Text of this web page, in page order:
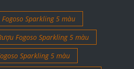
Sparkling 5 màu
Fogoso Sparkling 5 màu
Sparkling 5 màu